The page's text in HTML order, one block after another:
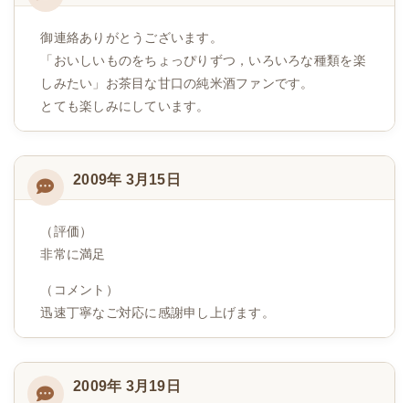
御連絡ありがとうございます。
「おいしいものをちょっぴりずつ，いろいろな種類を楽
しみたい」お茶目な甘口の純米酒ファンです。
とても楽しみにしています。
2009年 3月15日
（評価）
非常に満足
（コメント）
迅速丁寧なご対応に感謝申し上げます。
2009年 3月19日